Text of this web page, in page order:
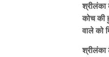
कोच की
वाले को
श्रीलंका